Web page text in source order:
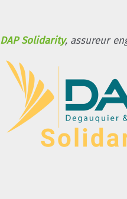
DAP Solidarity, assureur